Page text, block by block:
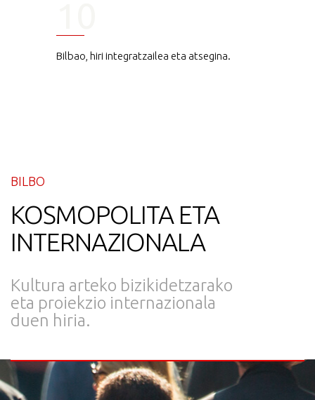
Bilbao, hiri integratzailea eta atsegina.
BILBO
KOSMOPOLITA ETA
INTERNAZIONALA
Kultura arteko bizikidetzarako
eta proiekzio internazionala
duen hiria.